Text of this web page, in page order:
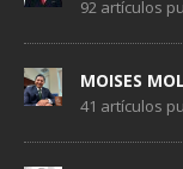
92 artículos
MOISES
41 artículos